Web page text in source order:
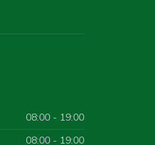
08:00 - 19:00
08:00 - 19:00